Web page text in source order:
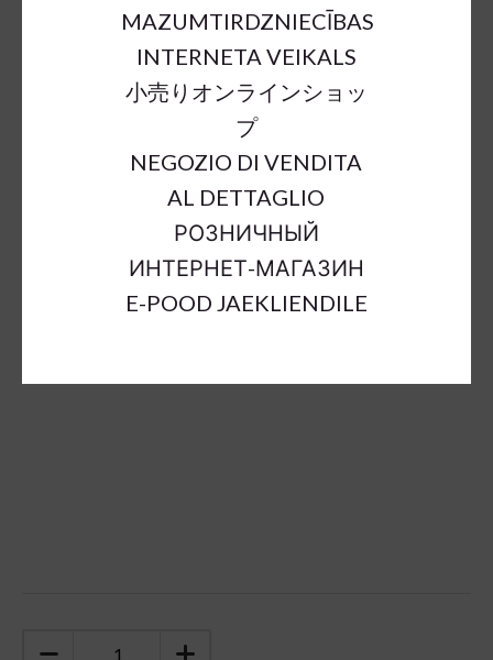
€5.82 74%
b = base width h = height
32575
a4.5-10cm;h4,5-10cm
metal
Sort Material:
metal decorations
MAZUMTIRDZNIECĪBAS
INTERNETA VEIKALS
小売りオンラインショッ
プ
NEGOZIO DI VENDITA
AL DETTAGLIO
РОЗНИЧНЫЙ
ИНТЕРНЕТ-МАГАЗИН
E-POOD JAEKLIENDILE